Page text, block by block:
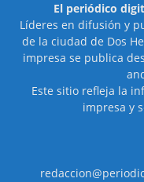
El periódico
Líderes en difusión y
de la ciudad de Dos
impresa se publica
Este sitio refleja la
impresa y